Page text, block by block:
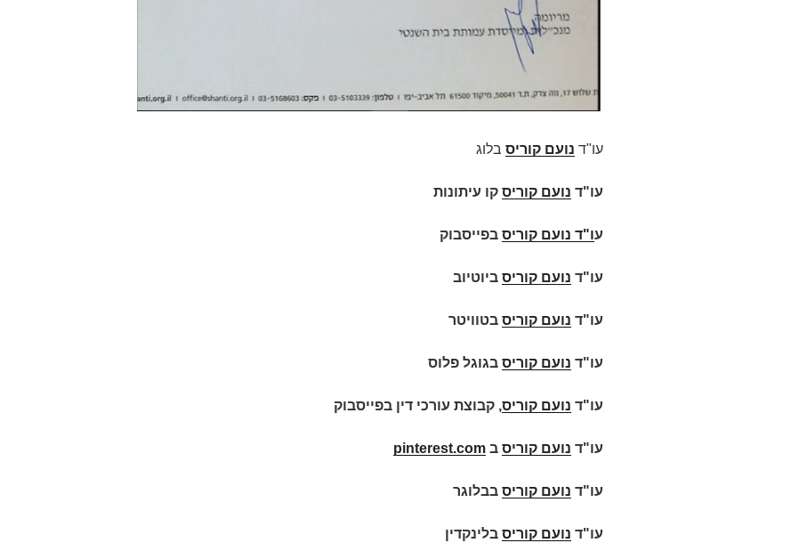
עו"ד נועם קוריס בלוג
עו"ד נועם קוריס קו עיתונות
עו"ד נועם קוריס בפייסבוק
עו"ד נועם קוריס ביוטיוב
עו"ד נועם קוריס בטוויטר
עו"ד נועם קוריס בגוגל פלוס
עו"ד נועם קוריס, קבוצת עורכי דין בפייסבוק
עו"ד נועם קוריס ב pinterest.com
עו"ד נועם קוריס בבלוגר
עו"ד נועם קוריס בלינקדין